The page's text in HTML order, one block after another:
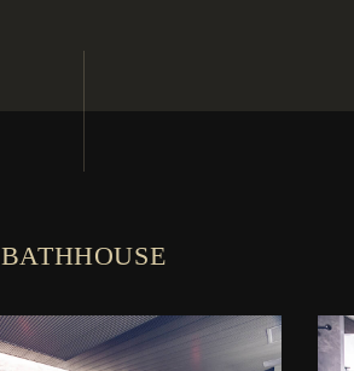
BATHHOUSE